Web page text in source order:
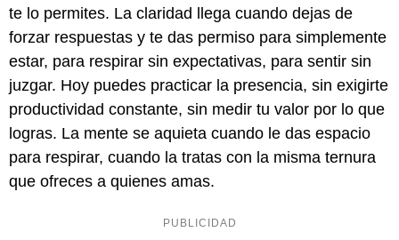
te lo permites. La claridad llega cuando dejas de
forzar respuestas y te das permiso para simplemente
estar, para respirar sin expectativas, para sentir sin
juzgar. Hoy puedes practicar la presencia, sin exigirte
productividad constante, sin medir tu valor por lo que
logras. La mente se aquieta cuando le das espacio
para respirar, cuando la tratas con la misma ternura
que ofreces a quienes amas.